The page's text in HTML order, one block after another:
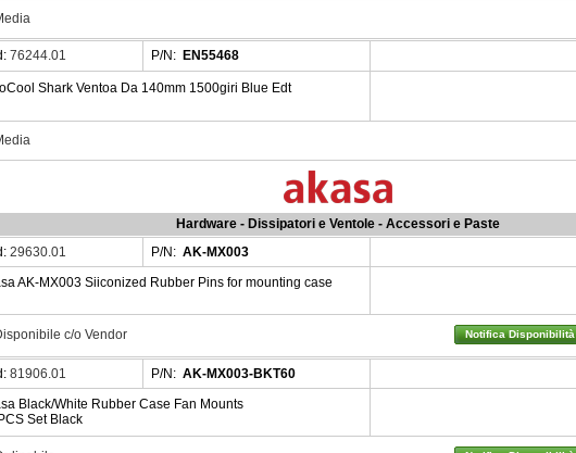
76244.01 P/N: EN55468
Shark Ventoa Da 140mm 1500giri Blue Edt
Hardware - Dissipatori e Ventole - Accessori e Paste
29630.01 P/N: AK-MX003
AK-MX003 Siiconized Rubber Pins for mounting case
c/o Vendor
Notifica Disponibilità
81906.01 P/N: AK-MX003-BKT60
Black/White Rubber Case Fan Mounts
Set Black